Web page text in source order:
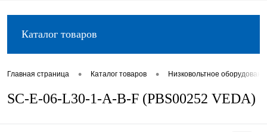
Каталог товаров
Главная страница • Каталог товаров • Низковольтное
SC-E-06-L30-1-A-B-F (PBS00252 VEDA)